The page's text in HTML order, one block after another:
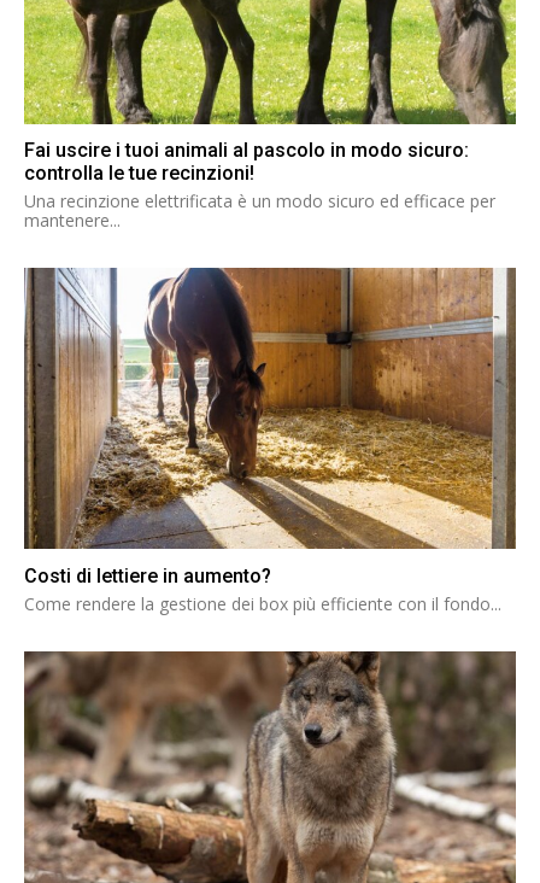
Fai uscire i tuoi animali al pascolo in modo sicuro:
controlla le tue recinzioni!
Una recinzione elettrificata è un modo sicuro ed efficace per
mantenere...
Costi di lettiere in aumento?
Come rendere la gestione dei box più efficiente con il fondo...